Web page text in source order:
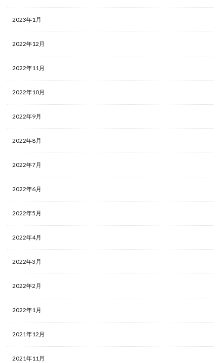
2023年1月
2022年12月
2022年11月
2022年10月
2022年9月
2022年8月
2022年7月
2022年6月
2022年5月
2022年4月
2022年3月
2022年2月
2022年1月
2021年12月
2021年11月